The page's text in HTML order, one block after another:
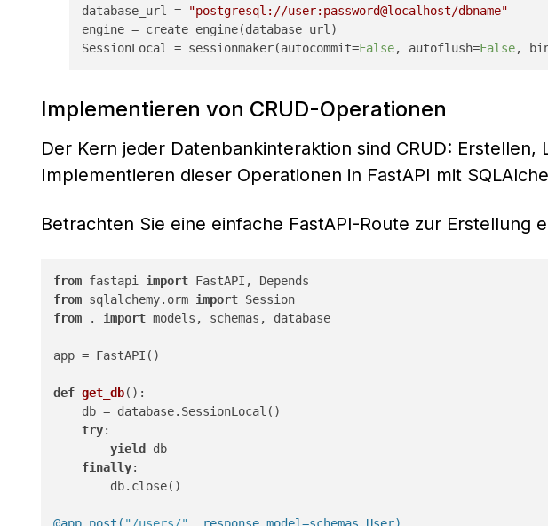
database_url =
"postgresql://user:password@localhost/dbname"
engine = create_engine(database_url)
SessionLocal = sessionmaker(autocommit=False, autoflush=False
Implementieren von CRUD-Operationen
Der Kern jeder Datenbankinteraktion sind CRUD: Erstellen,
Implementieren dieser Operationen in FastAPI mit
Betrachten Sie eine einfache FastAPI-Route zur Erstellung
from fastapi import
from sqlalchemy.orm import
Session
from . import models, schemas, database
app = FastAPI()
def get_db():
    db = database.SessionLocal()
try:
yield db
finally:
        db.close()